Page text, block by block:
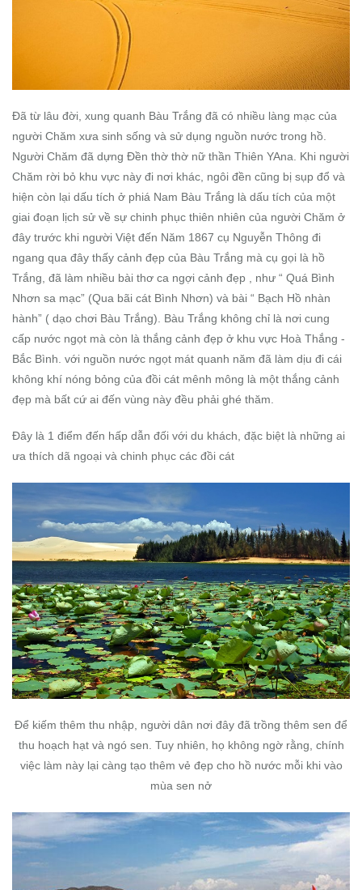
Đã từ lâu đời, xung quanh Bàu Trắng đã có nhiều làng mạc của
người Chăm xưa sinh sống và sử dụng nguồn nước trong hồ.
Người Chăm đã dựng Đền thờ thờ nữ thần Thiên YAna. Khi người
Chăm rời bỏ khu vực này đi nơi khác, ngôi đền cũng bị sụp đổ và
hiện còn lại dấu tích ở phiá Nam Bàu Trắng là dấu tích của một
giai đoạn lịch sử về sự chinh phục thiên nhiên của người Chăm ở
đây trước khi người Việt đến Năm 1867 cụ Nguyễn Thông đi
ngang qua đây thấy cảnh đẹp của Bàu Trắng mà cụ gọi là hồ
Trắng, đã làm nhiều bài thơ ca ngợi cảnh đẹp , như “ Quá Bình
Nhơn sa mạc” (Qua bãi cát Bình Nhơn) và bài “ Bạch Hồ nhàn
hành” ( dạo chơi Bàu Trắng). Bàu Trắng không chỉ là nơi cung
cấp nước ngọt mà còn là thắng cảnh đẹp ở khu vực Hoà Thắng -
Bắc Bình. với nguồn nước ngọt mát quanh năm đã làm dịu đi cái
không khí nóng bỏng của đồi cát mênh mông là một thắng cảnh
đẹp mà bất cứ ai đến vùng này đều phải ghé thăm.
Đây là 1 điểm đến hấp dẫn đối với du khách, đặc biệt là những ai
ưa thích dã ngoại và chinh phục các đồi cát
Để kiếm thêm thu nhập, người dân nơi đây đã trồng thêm sen để
thu hoạch hạt và ngó sen. Tuy nhiên, họ không ngờ rằng, chính
việc làm này lại càng tạo thêm vẻ đẹp cho hồ nước mỗi khi vào
mùa sen nở